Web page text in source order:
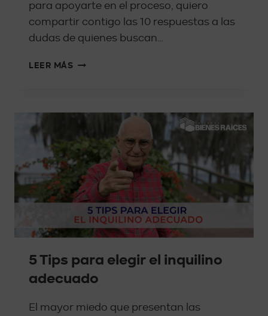
para apoyarte en el proceso, quiero
compartir contigo las 10 respuestas a las
dudas de quienes buscan…
LEER MÁS
5 Tips para elegir el inquilino
adecuado
El mayor miedo que presentan las